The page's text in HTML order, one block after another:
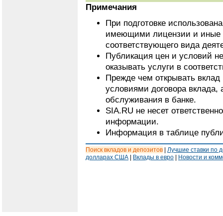
Примечания
При подготовке
имеющими лицензии и иные
соответствующего вида
Публикация цен и условий
оказывать услуги в
Прежде чем открывать
условиями договора вклада,
обслуживания в банке.
SIA.RU не несет
информации.
Информация в таблице
Поиск вкладов и депозитов
Лучшие ставки по
долларах США
Вклады в евро Новости и